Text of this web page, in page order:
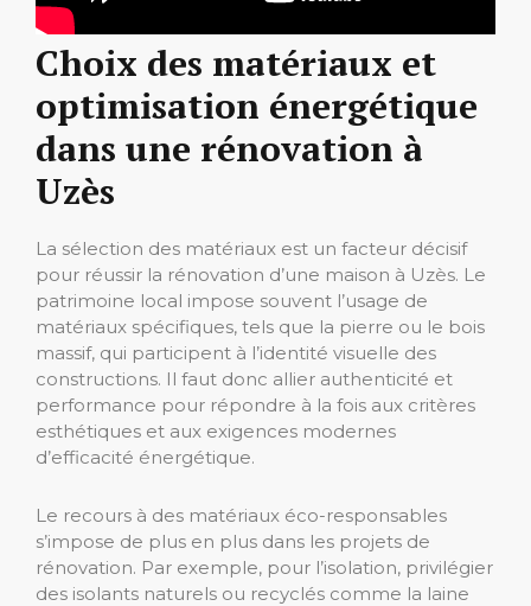
Choix des matériaux et
optimisation énergétique
dans une rénovation à
Uzès
La sélection des matériaux est un facteur décisif
pour réussir la rénovation d’une maison à Uzès. Le
patrimoine local impose souvent l’usage de
matériaux spécifiques, tels que la pierre ou le bois
massif, qui participent à l’identité visuelle des
constructions. Il faut donc allier authenticité et
performance pour répondre à la fois aux critères
esthétiques et aux exigences modernes
d’efficacité énergétique.
Le recours à des matériaux éco-responsables
s’impose de plus en plus dans les projets de
rénovation. Par exemple, pour l’isolation, privilégier
des isolants naturels ou recyclés comme la laine